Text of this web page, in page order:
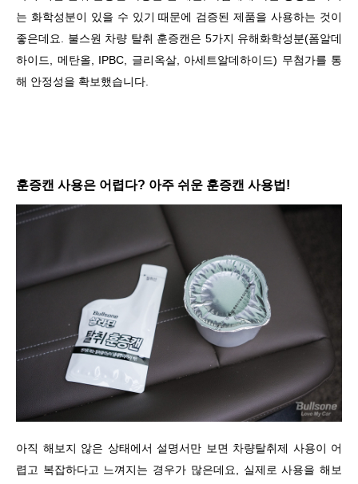
는 화학성분이 있을 수 있기 때문에 검증된 제품을 사용하는 것이
좋은데요. 불스원 차량 탈취 훈증캔은 5가지 유해화학성분(폼알데
하이드, 메탄올, IPBC, 글리옥살, 아세트알데하이드) 무첨가를 통
해 안정성을 확보했습니다.
훈증캔 사용은 어렵다? 아주 쉬운 훈증캔 사용법!
아직 해보지 않은 상태에서 설명서만 보면 차량탈취제 사용이 어
렵고 복잡하다고 느껴지는 경우가 많은데요, 실제로 사용을 해보